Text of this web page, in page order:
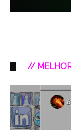
//
By